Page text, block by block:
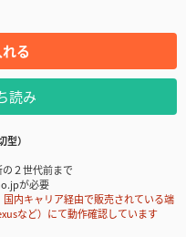
る
読み
）
２世代前まで
が必要
内キャリア経由で販売されている端
など）にて動作確認しています